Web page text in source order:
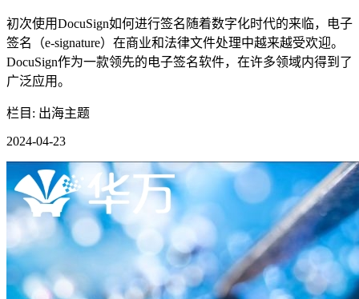
初次使用DocuSign如何进行签名随着数字化时代的来临，电子
签名（e-signature）在商业和法律文件处理中越来越受欢迎。
DocuSign作为一款领先的电子签名软件，在许多领域内得到了
广泛应用。
栏目: 出海主题
2024-04-23